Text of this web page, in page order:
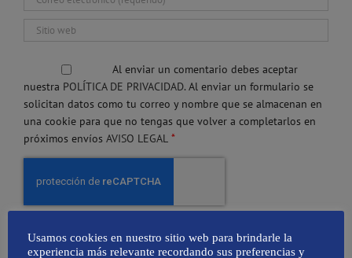
Al enviar un comentario debes aceptar
nuestra POLÍTICA DE PRIVACIDAD. Al enviar un formulario se
solicitan datos como tu correo y nombre que se almacenan en
una cookie para que no tengas que volver a completarlos en
próximos envíos AVISO LEGAL *
Usamos cookies en nuestro sitio web para brindarle la
experiencia más relevante recordando sus preferencias y